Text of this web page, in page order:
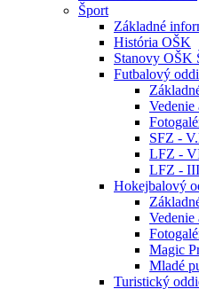
Šport
Základné
História OŠK
Stanovy OŠK
Futbalový
Vedenie
SFZ -
LFZ -
LFZ -
Hokejbalový
Vedenie
Magic
Mladé
Turistický